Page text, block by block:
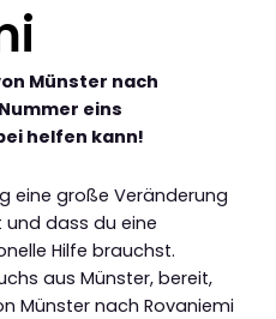
Münster nach
eins
helfen kann!
eine große Veränderung
dass du eine
Hilfe brauchst.
aus Münster, bereit,
Münster nach Rovaniemi